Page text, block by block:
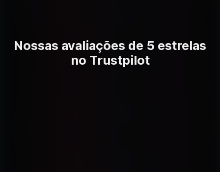
Nossas avaliações de 5 estrelas
no Trustpilot